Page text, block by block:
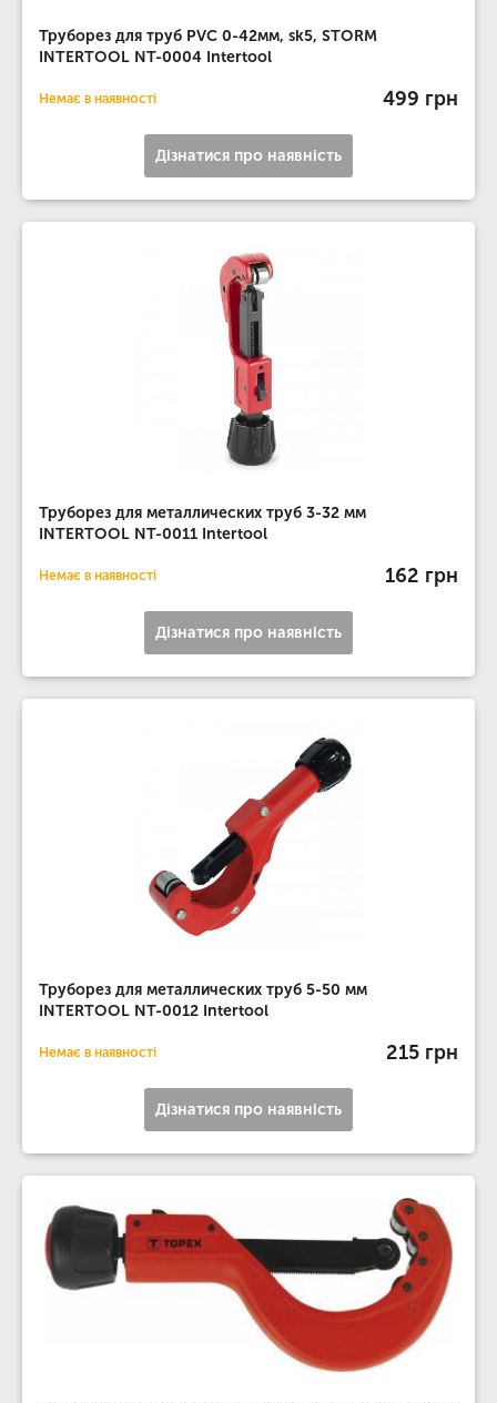
Труборез для труб PVC 0-42мм, sk5, STORM
INTERTOOL NT-0004 Intertool
Немає в наявності 499 грн
Дізнатися про наявність
Труборез для металлических труб 3-32 мм
INTERTOOL NT-0011 Intertool
Немає в наявності 162 грн
Дізнатися про наявність
Труборез для металлических труб 5-50 мм
INTERTOOL NT-0012 Intertool
Немає в наявності 215 грн
Дізнатися про наявність